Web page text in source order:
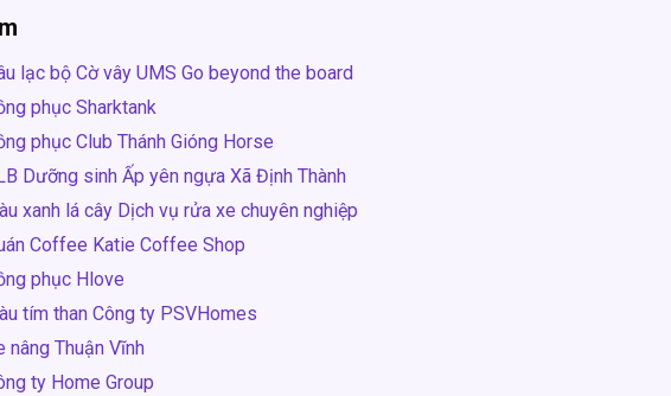
lạc bộ Cờ vây UMS Go beyond the board
phục Sharktank
phục Club Thánh Gióng Horse
Dưỡng sinh Ấp yên ngựa Xã Định Thành
xanh lá cây Dịch vụ rửa xe chuyên nghiệp
Coffee Katie Coffee Shop
phục Hlove
tím than Công ty PSVHomes
nâng Thuận Vĩnh
ty Home Group